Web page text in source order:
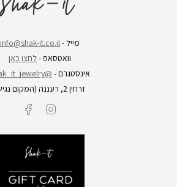
מייל - info@shak-it.co.il
וואטסאפ -לחצו כאן
אינסטגרם - @shak_it_jewelry
זרחין 2, רעננה (המקום נגיש)
Instagram